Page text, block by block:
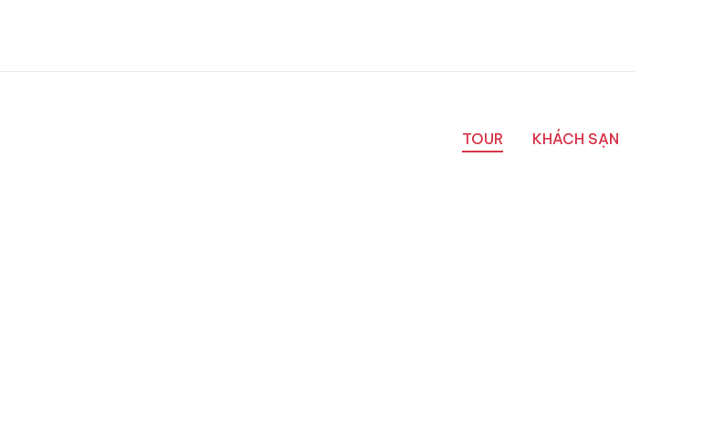
TOUR KHÁCH SẠN